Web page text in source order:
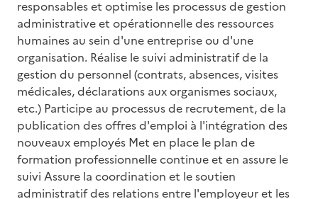
responsables et optimise les processus de gestion
administrative et opérationnelle des ressources
humaines au sein d'une entreprise ou d'une
organisation. Réalise le suivi administratif de la
gestion du personnel (contrats, absences, visites
médicales, déclarations aux organismes sociaux,
etc.) Participe au processus de recrutement, de la
publication des offres d'emploi à l'intégration des
nouveaux employés Met en place le plan de
formation professionnelle continue et en assure le
suivi Assure la coordination et le soutien
administratif des relations entre l'employeur et les